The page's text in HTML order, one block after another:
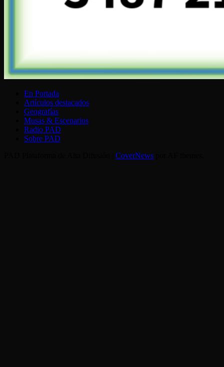
En Portada
Artículos destacados
Geografías
Musas & Escenarios
Radio PAD
Sobre PAD
CoverNews